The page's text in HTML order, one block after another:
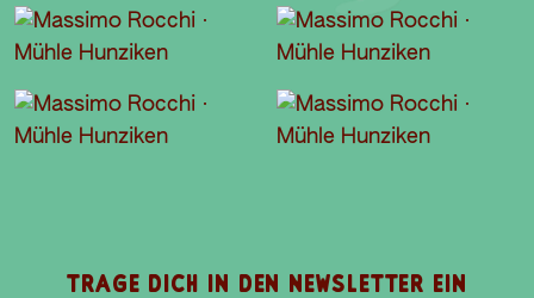
TRAGE DICH IN DEN NEWSLETTER EIN